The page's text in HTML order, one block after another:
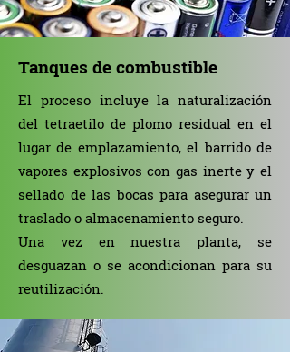
Tanques de combustible
El proceso incluye la naturalización
del tetraetilo de plomo residual en el
lugar de emplazamiento, el barrido de
vapores explosivos con gas inerte y el
sellado de las bocas para asegurar un
traslado o almacenamiento seguro.
Una vez en nuestra planta, se
desguazan o se acondicionan para su
reutilización.